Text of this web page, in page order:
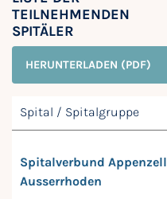
TEILNEHMENDEN
SPITÄLER
HERUNTERLADEN (PDF)
Spital / Spitalgruppe
Spitalverbund Appenzell
Ausserrhoden